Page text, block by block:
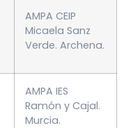
AMPA CEIP
Micaela Sanz
Verde. Archena.
AMPA IES
Ramón y Cajal.
Murcia.